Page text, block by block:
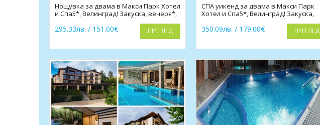
Нощувка за двама в Макси Парк Хотел
и Спа5*, Велинград! Закуска, вечеря*,
басейни, СПА
295.33лв. / 151.00€ ПРЕГЛЕД
СПА уикенд за двама в Макси Парк
Хотел и Спа5*, Велинград! Закуска,
вечеря*, басейни, СПА
350.09лв. / 179.00€ ПРЕГЛЕД